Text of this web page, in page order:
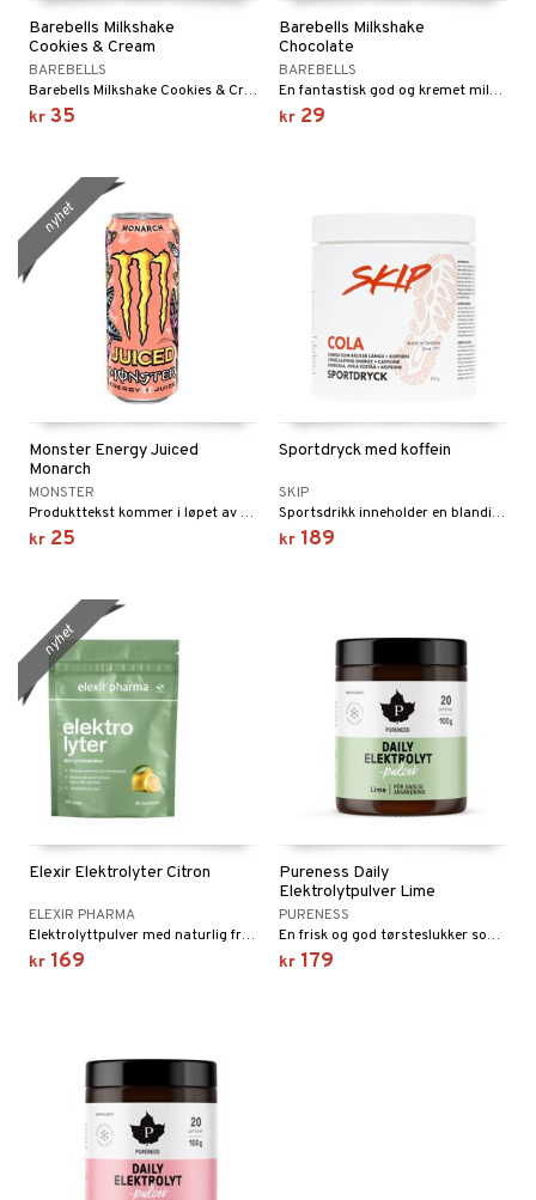
Barebells Milkshake
Cookies & Cream
BAREBELLS
Barebells Milkshake Cookies & Cream er en proteinrik shake som leverer både på smak og næring.
kr 35
Barebells Milkshake
Chocolate
BAREBELLS
En fantastisk god og kremet milkshake med 24 g protein og smak av sjokolade.
kr 29
Monster Energy Juiced
Monarch
MONSTER
Produkttekst kommer i løpet av kort tid
kr 25
nyhet
Sportdryck med koffein
SKIP
Sportsdrikk inneholder en blanding av karbohydrater for umiddelbar absorpsjon. Den inneholder også koffein som gir en oppkvikkende effekt under anstrengelse.
kr 189
Elexir Elektrolyter Citron
ELEXIR PHARMA
Elektrolyttpulver med naturlig frisk sitronsmak. Mildt søtet med munkfrukt og stevia fra planteriket.
kr 169
nyhet
Pureness Daily
Elektrolytpulver Lime
PURENESS
En frisk og god tørsteslukker som bidrar til å opprettholde elektrolyttbalansen i kroppen.
kr 179